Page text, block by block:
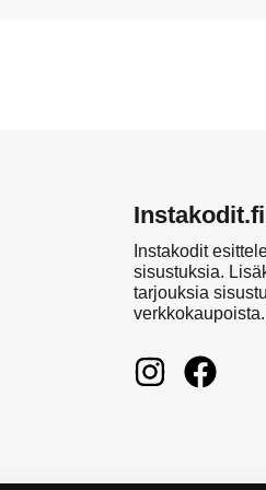
Instakodit.fi
Instakodit
sisustuksia.
tarjouksia
verkkokaupoista.